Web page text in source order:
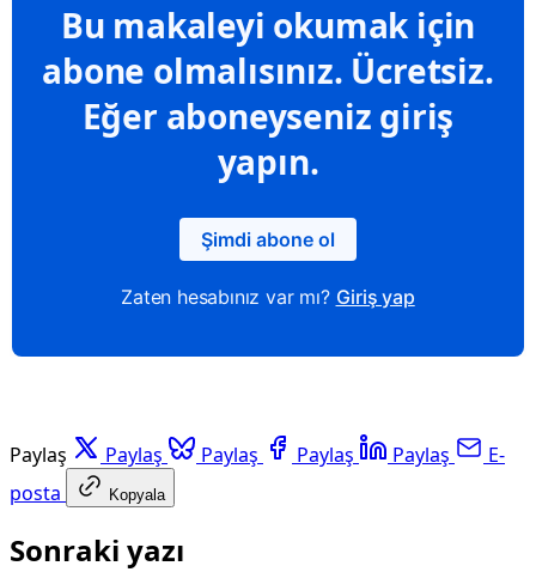
Bu makaleyi okumak için
abone olmalısınız. Ücretsiz.
Eğer aboneyseniz giriş
yapın.
Şimdi abone ol
Zaten hesabınız var mı? Giriş yap
Paylaş Paylaş Paylaş Paylaş Paylaş
E-
posta
Kopyala
Sonraki yazı